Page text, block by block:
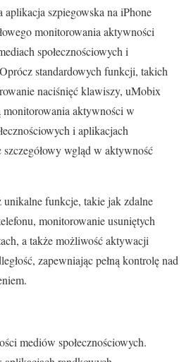
aplikacja szpiegowska na iPhone
monitorowania aktywności
społecznościowych i
standardowych funkcji, takich
naciśnięć klawiszy, uMobix
aktywności w
i aplikacjach
wgląd w aktywność
funkcje, takie jak zdalne
monitorowanie usuniętych
a także możliwość aktywacji
zapewniając pełną kontrolę nad
mediów społecznościowych.